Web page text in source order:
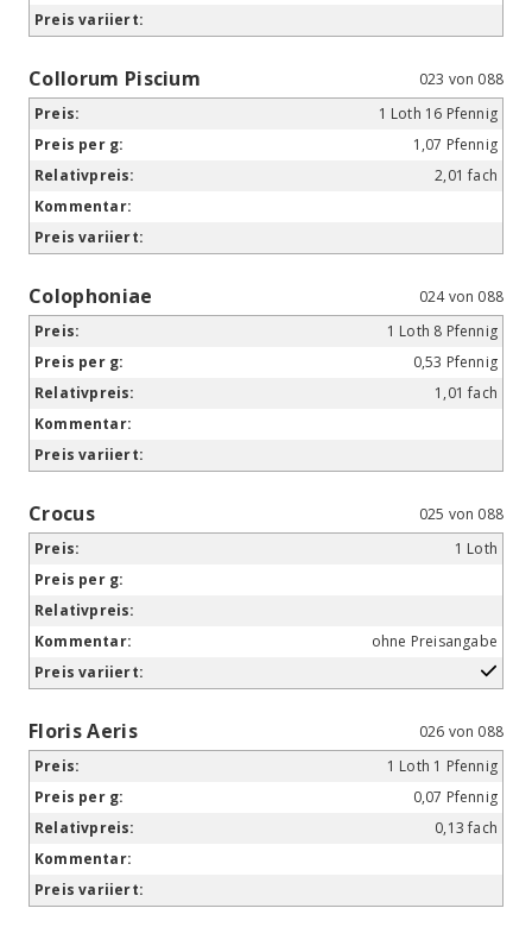
Collorum Piscium
023 von 088
1 Loth 16 Pfennig
1,07 Pfennig
2,01 fach
Colophoniae
024 von 088
1 Loth 8 Pfennig
0,53 Pfennig
1,01 fach
Crocus
025 von 088
1 Loth
ohne Preisangabe
Floris Aeris
026 von 088
1 Loth 1 Pfennig
0,07 Pfennig
0,13 fach